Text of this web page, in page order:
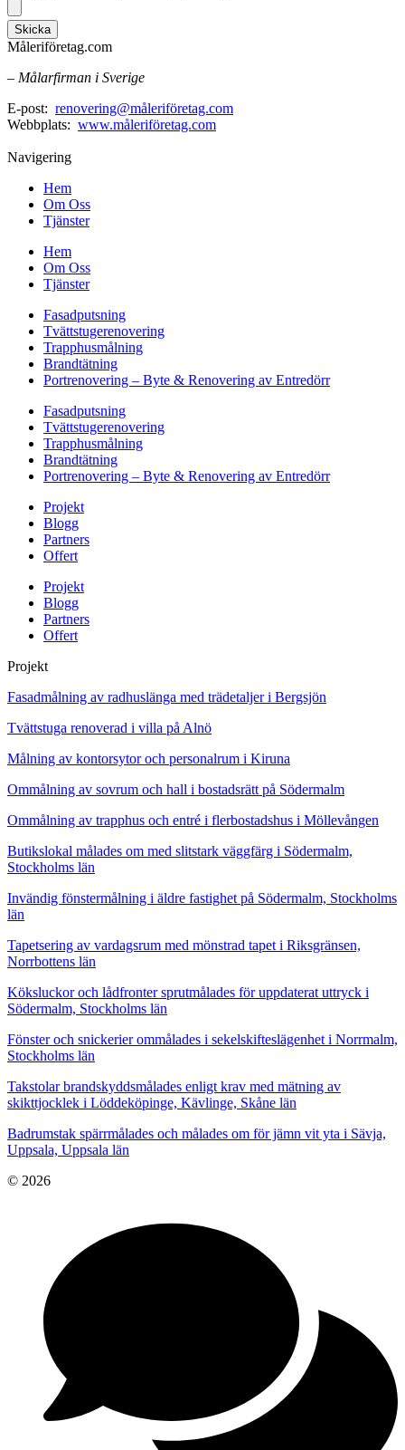
Skicka
Måleriföretag.com
– Målarfirman i Sverige
E-post: renovering@måleriföretag.com
Webbplats: www.måleriföretag.com
Navigering
Hem
Om Oss
Tjänster
Hem
Om Oss
Tjänster
Fasadputsning
Tvättstugerenovering
Trapphusmålning
Brandtätning
Portrenovering – Byte & Renovering av Entredörr
Fasadputsning
Tvättstugerenovering
Trapphusmålning
Brandtätning
Portrenovering – Byte & Renovering av Entredörr
Projekt
Blogg
Partners
Offert
Projekt
Blogg
Partners
Offert
Projekt
Fasadmålning av radhuslänga med trädetaljer i Bergsjön
Tvättstuga renoverad i villa på Alnö
Målning av kontorsytor och personalrum i Kiruna
Ommålning av sovrum och hall i bostadsrätt på Södermalm
Ommålning av trapphus och entré i flerbostadshus i Möllevången
Butikslokal målades om med slitstark väggfärg i Södermalm,
Stockholms län
Invändig fönstermålning i äldre fastighet på Södermalm, Stockholms
län
Tapetsering av vardagsrum med mönstrad tapet i Riksgränsen,
Norrbottens län
Köksluckor och lådfronter sprutmålades för uppdaterat uttryck i
Södermalm, Stockholms län
Fönster och snickerier ommålades i sekelskifteslägenhet i Norrmalm,
Stockholms län
Takstolar brandskyddsmålades enligt krav med mätning av
skikttjocklek i Löddeköpinge, Kävlinge, Skåne län
Badrumstak spärrmålades och målades om för jämn vit yta i Sävja,
Uppsala, Uppsala län
© 2026